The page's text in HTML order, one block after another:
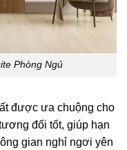
Phòng Ngủ
được ưa chuộng cho
đối tốt, giúp hạn
gian nghỉ ngơi yên